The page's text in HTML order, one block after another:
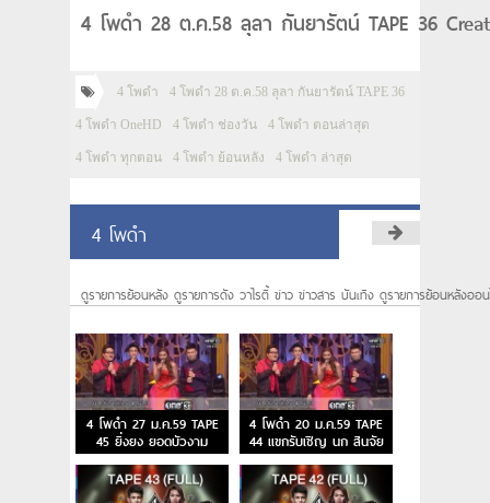
4 โพดำ 28 ต.ค.58 ลุลา กันยารัตน์ TAPE 36
4 โพดำ 4 โพดำ 28 ต.ค.58 ลุลา กันยารัตน์ TAPE 36
4 โพดำ OneHD 4 โพดำ ช่องวัน 4 โพดำ ตอนล่าสุด
4 โพดำ ทุกตอน 4 โพดำ ย้อนหลัง 4 โพดำ ล่าสุด
4 โพดำ
ดูรายการย้อนหลัง ดูรายการดัง วาไรตี้ ข่าว ข่าวสาร บันเทิง ดูรายการย้อนหลังออ
4 โพดำ 27 ม.ค.59 TAPE
45 ยิ่งยง ยอดบัวงาม
4 โพดำ 20 ม.ค.59 TAPE
44 แขกรับเชิญ นก สินจัย